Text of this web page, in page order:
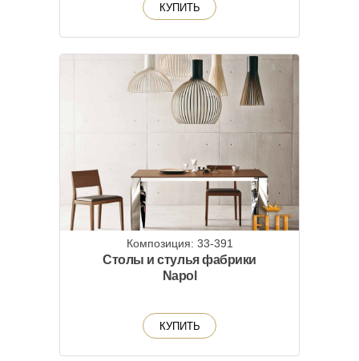
КУПИТЬ
Композиция: 33-391
Столы и стулья фабрики
Napol
КУПИТЬ